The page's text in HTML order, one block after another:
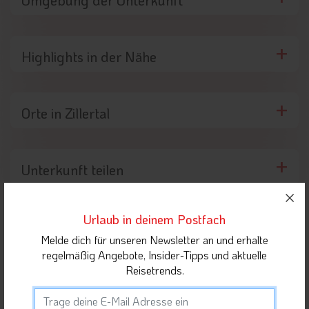
Highlights in der Nähe
Orte in Zillertal
Unterkunft teilen
Gäste dieser Unterkunft haben sich auch für
folgende Unterkünfte interessiert
Urlaub in deinem Postfach
Melde dich für unseren Newsletter an und erhalte
regelmäßig Angebote, Insider-Tipps und aktuelle
Reisetrends.